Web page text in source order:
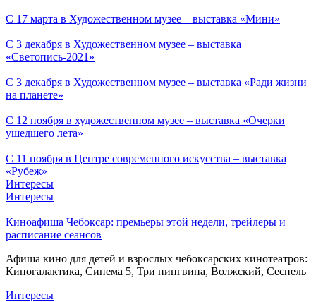
С 17 марта в Художественном музее – выставка «Мини»
С 3 декабря в Художественном музее – выставка
«Светопись-2021»
С 3 декабря в Художественном музее – выставка «Ради жизни
на планете»
С 12 ноября в художественном музее – выставка «Очерки
ушедшего лета»
С 11 ноября в Центре современного искусства – выставка
«Рубеж»
Интересы
Интересы
Киноафиша Чебоксар: премьеры этой недели, трейлеры и
расписание сеансов
Афиша кино для детей и взрослых чебоксарских кинотеатров:
Киногалактика, Синема 5, Три пингвина, Волжский, Сеспель
Интересы